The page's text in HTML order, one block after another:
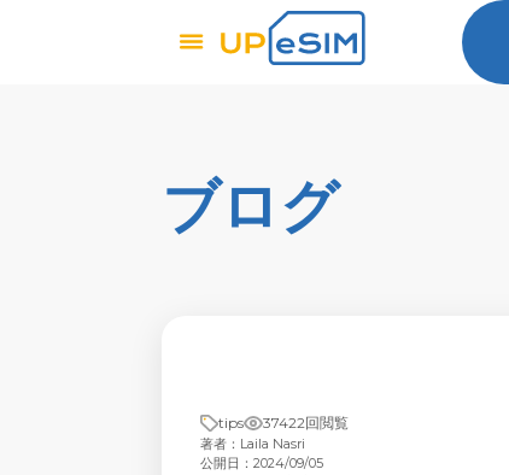
ブログ
tips 37422回閲覧
著者：Laila Nasri
公開日：2024/09/05